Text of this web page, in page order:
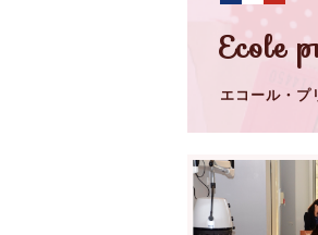
Ecole
エコール・プ